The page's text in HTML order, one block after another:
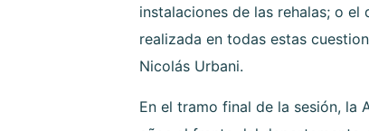
instalaciones de las rehalas; o
realizada en todas estas
Nicolás Urbani.
En el tramo final de la sesión, la